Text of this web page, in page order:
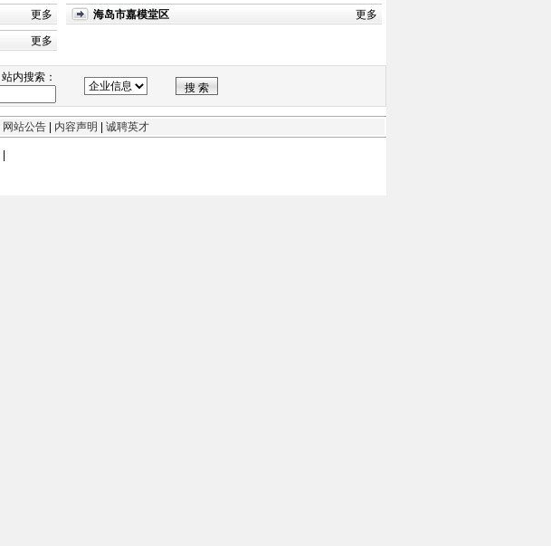
更多 海岛市嘉模堂区 更多
更多
站内搜索：
网站公告 内容声明 诚聘英才